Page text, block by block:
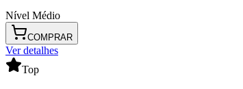
Nível Médio
COMPRAR
Ver detalhes
Top